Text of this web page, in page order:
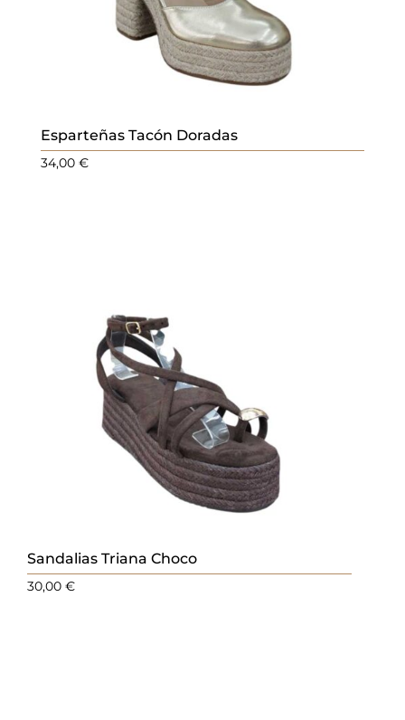
Esparteñas Tacón Doradas
34,00 €
Sandalias Triana Choco
30,00€